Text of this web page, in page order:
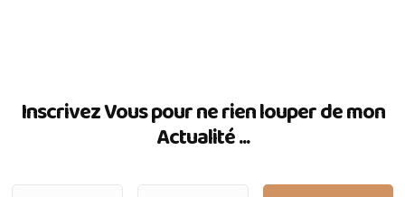
Inscrivez Vous pour ne rien louper de mon
Actualité ...